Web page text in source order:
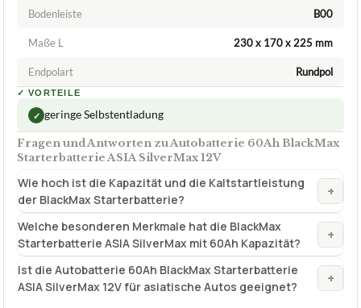
Bodenleiste B00
Maße L 230 x 170 x 225 mm
Endpolart Rundpol
✓ VORTEILE
✓ geringe Selbstentladung
Fragen und Antworten zu Autobatterie 60Ah BlackMax
Starterbatterie ASIA SilverMax 12V
Wie hoch ist die Kapazität und die Kaltstartleistung
der BlackMax Starterbatterie?
+
Welche besonderen Merkmale hat die BlackMax
Starterbatterie ASIA SilverMax mit 60Ah Kapazität?
+
Ist die Autobatterie 60Ah BlackMax Starterbatterie
ASIA SilverMax 12V für asiatische Autos geeignet?
+